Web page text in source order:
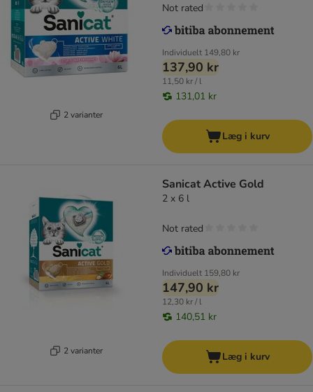
2 varianter
Individuelt 149,80 kr
137,90 kr
11,50 kr / l
131,01 kr
Not rated
Læg i kurv
2 varianter
Sanicat Active Gold
2 x 6 l
Individuelt 159,80 kr
147,90 kr
12,30 kr / l
140,51 kr
Not rated
Læg i kurv